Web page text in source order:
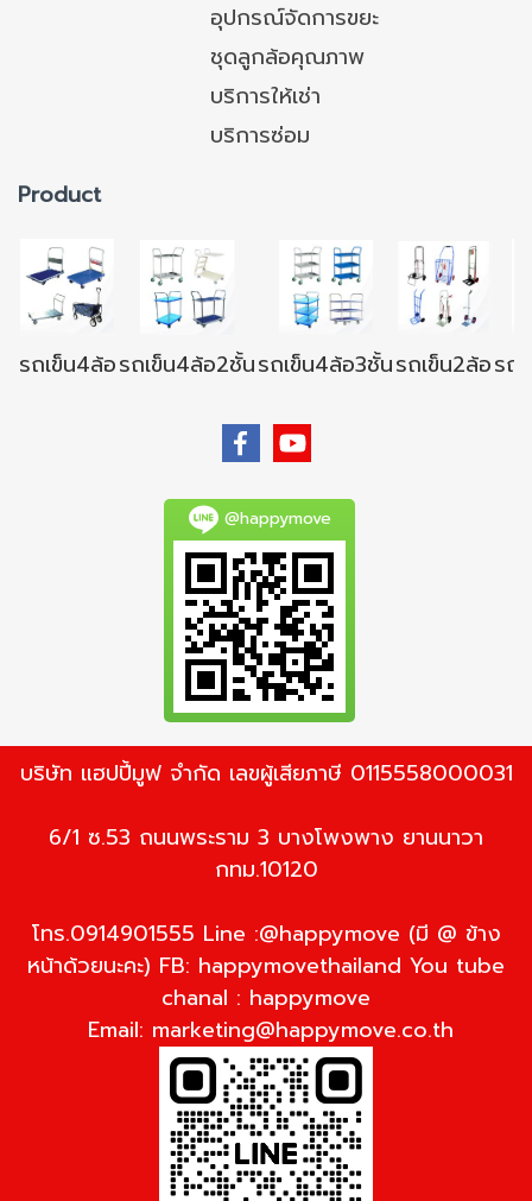
อุปกรณ์จัดการขยะ
ชุดลูกล้อคุณภาพ
บริการให้เช่า
บริการซ่อม
Product
รถเข็น4ล้อรถเข็น4ล้อ2ชั้นรถเข็น4ล้อ3ชั้นรถเข็น2ล้อรถ
@happymove
บริษัท แฮปปี้มูฟ จำกัด เลขผู้เสียภาษี 0115558000031
6/1 ซ.53 ถนนพระราม 3 บางโพงพาง ยานนาวา
กทม.10120
โทร.0914901555 Line :@happymove (มี @ ข้าง
หน้าด้วยนะคะ) FB: happymovethailand You tube
chanal : happymove
Email: marketing@happymove.co.th